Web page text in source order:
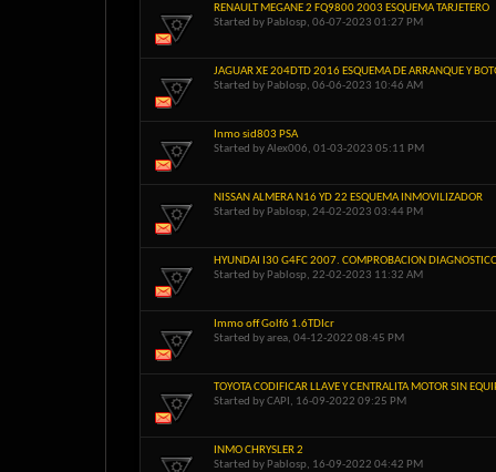
RENAULT MEGANE 2 FQ9800 2003 ESQUEMA TARJETERO
Started by Pablosp, 06-07-2023 01:27 PM
JAGUAR XE 204DTD 2016 ESQUEMA DE ARRANQUE Y
Started by Pablosp, 06-06-2023 10:46 AM
Inmo sid803 PSA
Started byAlex006, 01-03-2023 05:11 PM
NISSAN ALMERA N16 YD 22 ESQUEMA INMOVILIZADOR
Started by Pablosp, 24-02-2023 03:44 PM
HYUNDAI I30 G4FC 2007. COMPROBACION
Started by Pablosp, 22-02-2023 11:32 AM
Immo off Golf6 1.6TDIcr
Started byarea, 04-12-2022 08:45 PM
TOYOTA CODIFICAR LLAVE Y CENTRALITA MOTOR SIN
Started byCAPI , 16-09-2022 09:25 PM
INMO CHRYSLER 2
Started by Pablosp, 16-09-2022 04:42 PM